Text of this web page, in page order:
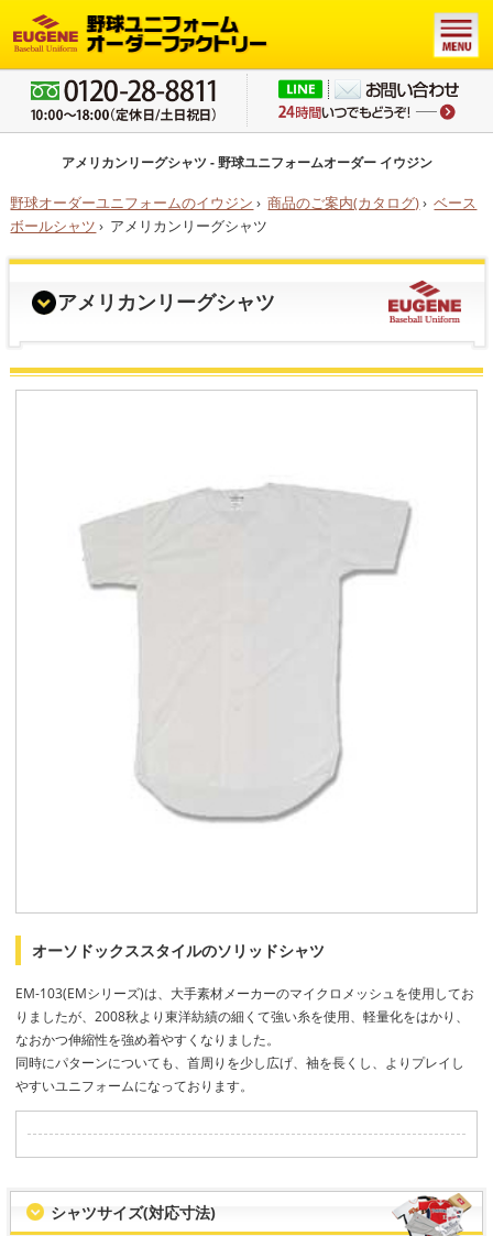
アメリカンリーグシャツ - 野球ユニフォームオーダー イウジン
野球オーダーユニフォームのイウジン › 商品のご案内(カタログ)› ベース
ボールシャツ › アメリカンリーグシャツ
アメリカンリーグシャツ
オーソドックススタイルのソリッドシャツ
EM-103(EMシリーズ)は、大手素材メーカーのマイクロメッシュを使用してお
りましたが、2008秋より東洋紡績の細くて強い糸を使用、軽量化をはかり、
なおかつ伸縮性を強め着やすくなりました。
同時にパターンについても、首周りを少し広げ、袖を長くし、よりプレイし
やすいユニフォームになっております。
シャツサイズ(対応寸法)